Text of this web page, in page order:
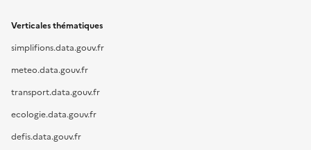
Verticales thématiques
simplifions.data.gouv.fr
meteo.data.gouv.fr
transport.data.gouv.fr
ecologie.data.gouv.fr
defis.data.gouv.fr